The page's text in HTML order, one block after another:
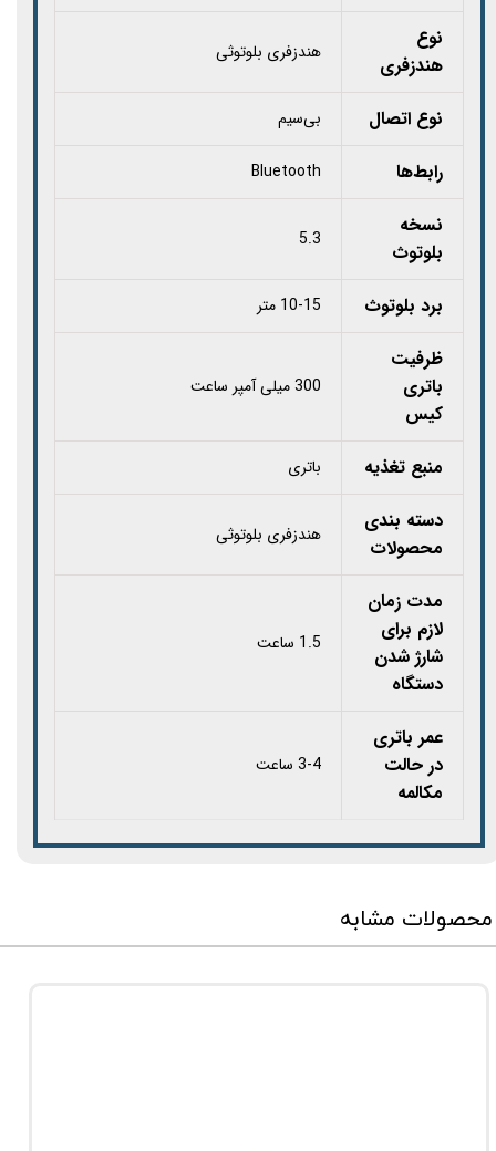
نوع
هندزفری
هندزفری بلوتوثی
نوع اتصال بی‌سیم
رابط‌ها Bluetooth
نسخه
بلوتوث
5.3
برد بلوتوث 10-15 متر
ظرفیت
باتری
کیس
300 میلی آمپر ساعت
منبع تغذیه باتری
دسته بندی
محصولات
هندزفری بلوتوثی
مدت زمان
لازم برای
شارژ شدن
دستگاه
1.5 ساعت
عمر باتری
در حالت
مکالمه
3-4 ساعت
محصولات مشابه